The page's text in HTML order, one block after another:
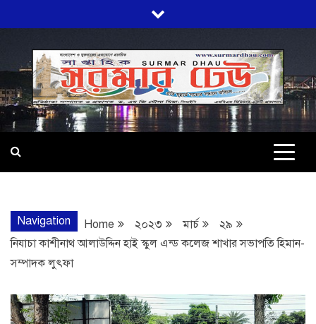
to
content
প্রতি মূহুর্তে সত্যের সন্ধানে অবিচল…
Navigation Home ২০২৩ মার্চ
২৯
নিযাচা কাশীনাথ আলাউদ্দিন হাই স্কুল এন্ড কলেজ শাখার সভাপতি হিমান-
সম্পাদক লুৎফা